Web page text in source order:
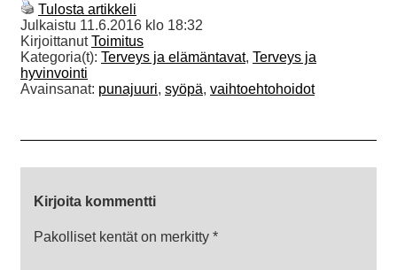
Tulosta artikkeli
Julkaistu 11.6.2016 klo 18:32
KirjoittanutToimitus
Kategoria(t): Terveys ja elämäntavat, Terveys ja
hyvinvointi
Avainsanat: punajuuri, syöpä, vaihtoehtohoidot
Kirjoita kommentti
Pakolliset kentät on merkitty *